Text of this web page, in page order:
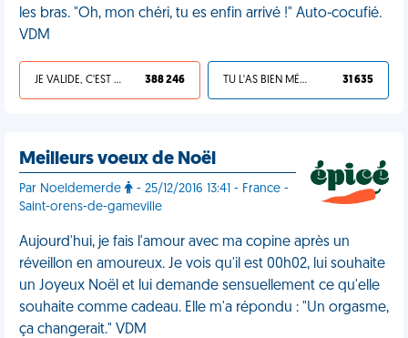
les bras. "Oh, mon chéri, tu es enfin arrivé !" Auto-cocufié.
VDM
JE VALIDE, C'EST UNE VDM 388 246 TU L'AS BIEN MÉRITÉ 31 635
Meilleurs voeux de Noël
Par Noeldemerde
- 25/12/2016 13:41 - France -
Saint-orens-de-gameville
Aujourd'hui, je fais l'amour avec ma copine après un
réveillon en amoureux. Je vois qu'il est 00h02, lui souhaite
un Joyeux Noël et lui demande sensuellement ce qu'elle
souhaite comme cadeau. Elle m'a répondu : "Un orgasme,
ça changerait." VDM